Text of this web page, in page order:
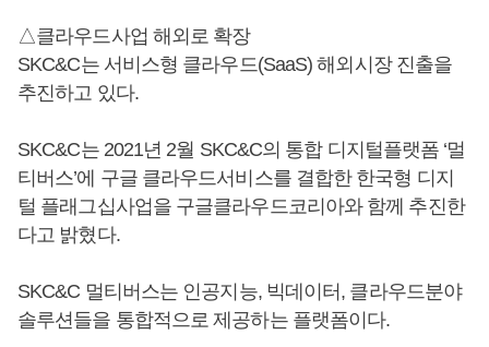
△클라우드사업 해외로 확장
SKC&C는 서비스형 클라우드(SaaS) 해외시장 진출을
추진하고 있다.
SKC&C는 2021년 2월 SKC&C의 통합 디지털플랫폼 ‘멀
티버스’에 구글 클라우드서비스를 결합한 한국형 디지
털 플래그십사업을 구글클라우드코리아와 함께 추진한
다고 밝혔다.
SKC&C 멀티버스는 인공지능, 빅데이터, 클라우드분야
솔루션들을 통합적으로 제공하는 플랫폼이다.